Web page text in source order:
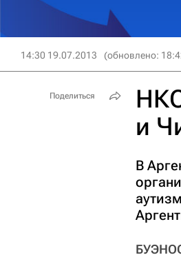
14:30 19.07.2013 (обновлено:
и
В
Поделиться